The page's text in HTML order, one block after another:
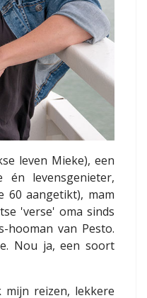
leven Mieke), een
én levensgenieter,
60 aangetikt), mam
'verse' oma sinds
hooman van Pesto.
Nou ja, een soort
mijn reizen, lekkere